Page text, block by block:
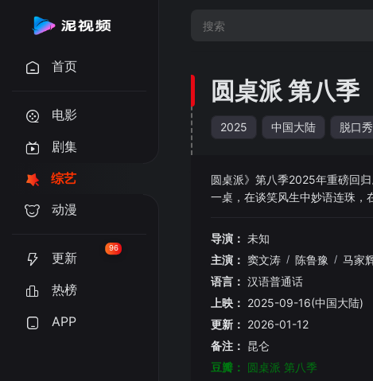
首页
电影
剧集
综艺
动漫
更新
96
热榜
APP
圆桌派 第八季
2025 中国大陆 脱口秀
圆桌派》第八季2025年重磅回
一桌，在谈笑风生中妙语
导演： 未知
主演： 窦文涛 / 陈鲁豫 / 马家
语言： 汉语普通话
上映： 2025-09-16(中国大陆)
更新： 2026-01-12
备注： 昆仑
豆瓣： 圆桌派 第八季